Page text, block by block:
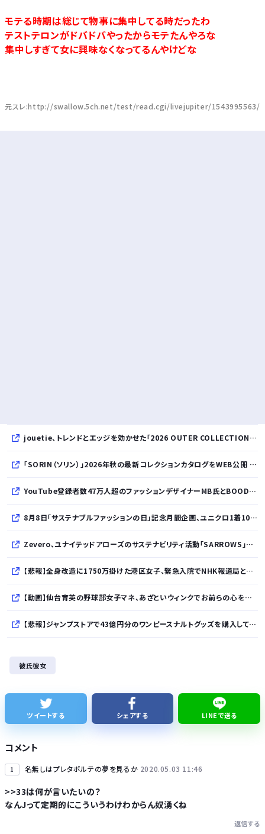
モテる時期は総じて物事に集中してる時だったわ
テストテロンがドバドバやったからモテたんやろな
集中しすぎて女に興味なくなってるんやけどな
元スレ:http://swallow.5ch.net/test/read.cgi/livejupiter/1543995563/
jouetie、トレンドとエッジを効かせた「2026 OUTER COLLECTION」を公開
「SORIN（ソリン）」2026年秋の最新コレクションカタログをWEB公開 「Paradox in Neutral」をテーマに秩序と反逆が共存する世界観を表現
YouTube登録者数47万人超のファッションデザイナーMB氏とBOODYがコラボレーション。極上の着心地を追求した別注Tシャツが8月12日発売開始
8月8日「サステナブルファッションの日」記念月間企画、ユニクロ1着100円買取保証とXプレゼントキャンペーンを実施
Zevero、ユナイテッドアローズのサステナビリティ活動「SARROWS」を支援。Scope 3排出量算定の効率化・精緻化を開始
【悲報】全身改造に1750万掛けた港区女子、緊急入院でNHK報道局との合コンをキャンセル
【動画】仙台育英の野球部女子マネ、あざといウィンクでお前らの心を鷲掴みｗｗｗｗｗ
【悲報】ジャンプストアで43億円分のワンピースナルトグッズを購入してキャンセルを繰り返していた32歳女逮捕
【速報】れいわ新選組、「いのちの党」に党名変更
Powered by livedoor 相互RSS
彼氏彼女
ツイートする シェアする LINEで送る
コメント
1 名無しはプレタポルテの夢を見るか 2020.05.03 11:46
>>33は何が言いたいの？
なんJって定期的にこういうわけわからん奴湧くね
返信する